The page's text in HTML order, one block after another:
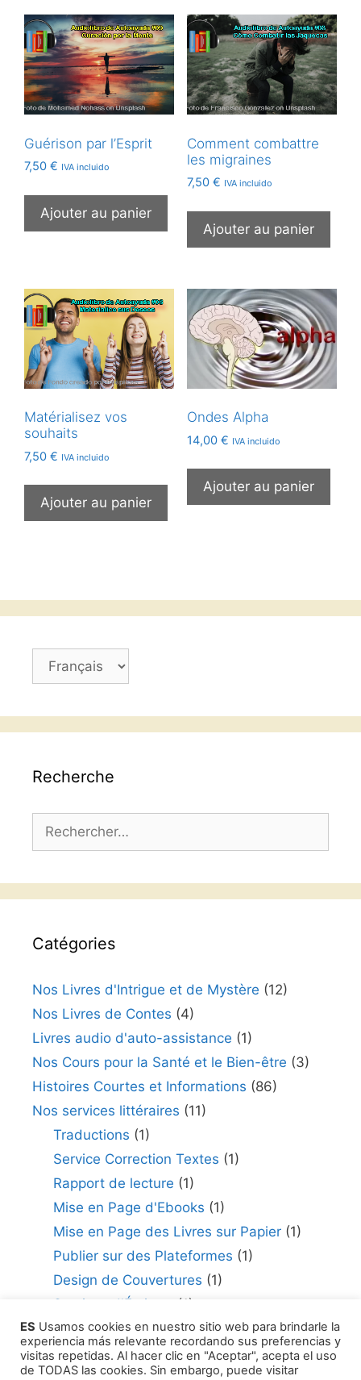
Guérison par l’Esprit
7,50 € IVA incluido
Ajouter au panier
Comment combattre
les migraines
7,50 € IVA incluido
Ajouter au panier
Matérialisez vos
souhaits
7,50 € IVA incluido
Ajouter au panier
Ondes Alpha
14,00 € IVA incluido
Ajouter au panier
Choisir
Recherche
Catégories
Nos Livres d'Intrigue et de Mystère (12)
Nos Livres de Contes (4)
Livres audio d'auto-assistance (1)
Nos Cours pour la Santé et le Bien-être (3)
Histoires Courtes et Informations (86)
Nos services littéraires (11)
Traductions (1)
Service Correction Textes (1)
Rapport de lecture (1)
Mise en Page d'Ebooks (1)
Mise en Page des Livres sur Papier(1)
Publier sur des Plateformes (1)
Design de Couvertures (1)
Services d'Écriture
(1)
Consultant en édition(1)
Comment Publier Votre Travail(1)
Agents Littéraires (1)
ES Usamos cookies en nuestro sitio web para brindarle la
experiencia más relevante recordando sus preferencias y
visitas repetidas. Al hacer clic en "Aceptar", acepta el uso
de TODAS las cookies. Sin embargo, puede visitar